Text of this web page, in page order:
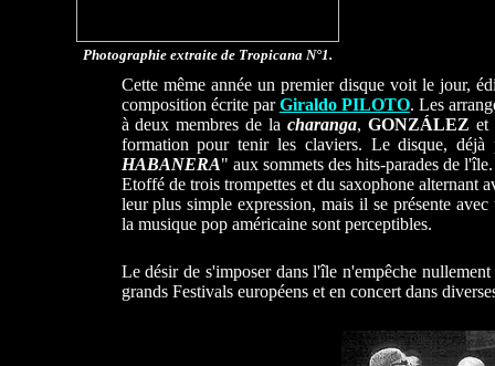
Photographie extraite de Tropicana N°1.
Cette même année un premier disque voit le jour,
composition écrite parGiraldo PILOTO. Les
à deux membres de lacharanga,GONZÁLEZ et
formation pour tenir les claviers. Le disque, déjà
HABANERA" aux sommets des hits-parades de l'île.
Etoffé de trois trompettes et du saxophone alternant
leur plus simple expression, mais il se présente
la musique pop américaine sont perceptibles.
Le désir de s'imposer dans l'île n'empêche
grands Festivals européens et en concert dans